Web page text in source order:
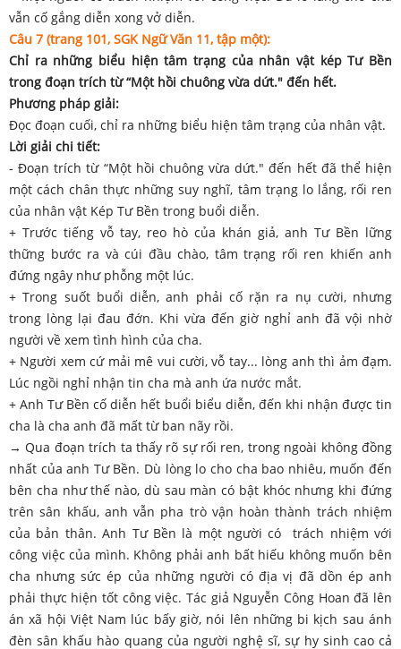
vẫn cố gắng diễn xong vở diễn.
Câu 7 (trang 101, SGK Ngữ Văn 11, tập một):
Chỉ ra những biểu hiện tâm trạng của nhân vật kép Tư Bền
trong đoạn trích từ “Một hồi chuông vừa dứt." đến hết.
Phương pháp giải:
Đọc đoạn cuối, chỉ ra những biểu hiện tâm trạng của nhân vật.
Lời giải chi tiết:
- Đoạn trích từ “Một hồi chuông vừa dứt." đến hết đã thể hiện
một cách chân thực những suy nghĩ, tâm trạng lo lắng, rối ren
của nhân vật Kép Tư Bền trong buổi diễn.
+ Trước tiếng vỗ tay, reo hò của khán giả, anh Tư Bền lững
thững bước ra và cúi đầu chào, tâm trạng rối ren khiến anh
đứng ngây như phỗng một lúc.
+ Trong suốt buổi diễn, anh phải cố rặn ra nụ cười, nhưng
trong lòng lại đau đớn. Khi vừa đến giờ nghỉ anh đã vội nhờ
người về xem tình hình của cha.
+ Người xem cứ mải mê vui cười, vỗ tay... lòng anh thì ảm đạm.
Lúc ngồi nghỉ nhận tin cha mà anh ứa nước mắt.
+ Anh Tư Bền cố diễn hết buổi biểu diễn, đến khi nhận được tin
cha là cha anh đã mất từ ban nãy rồi.
→ Qua đoạn trích ta thấy rõ sự rối ren, trong ngoài không đồng
nhất của anh Tư Bền. Dù lòng lo cho cha bao nhiêu, muốn đến
bên cha như thế nào, dù sau màn có bật khóc nhưng khi đứng
trên sân khấu, anh vẫn pha trò vận hoàn thành trách nhiệm
của bản thân. Anh Tư Bền là một người có trách nhiệm với
công việc của mình. Không phải anh bất hiếu không muốn bên
cha nhưng sức ép của những người có địa vị đã dồn ép anh
phải thực hiện tốt công việc. Tác giả Nguyễn Công Hoan đã lên
án xã hội Việt Nam lúc bấy giờ, nói lên những bi kịch sau ánh
đèn sân khấu hào quang của người nghệ sĩ, sự hy sinh cao cả